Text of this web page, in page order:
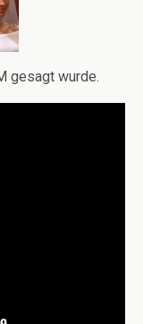
gesagt wurde.